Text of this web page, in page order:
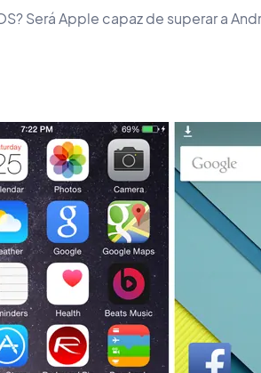
Será Apple capaz de superar a